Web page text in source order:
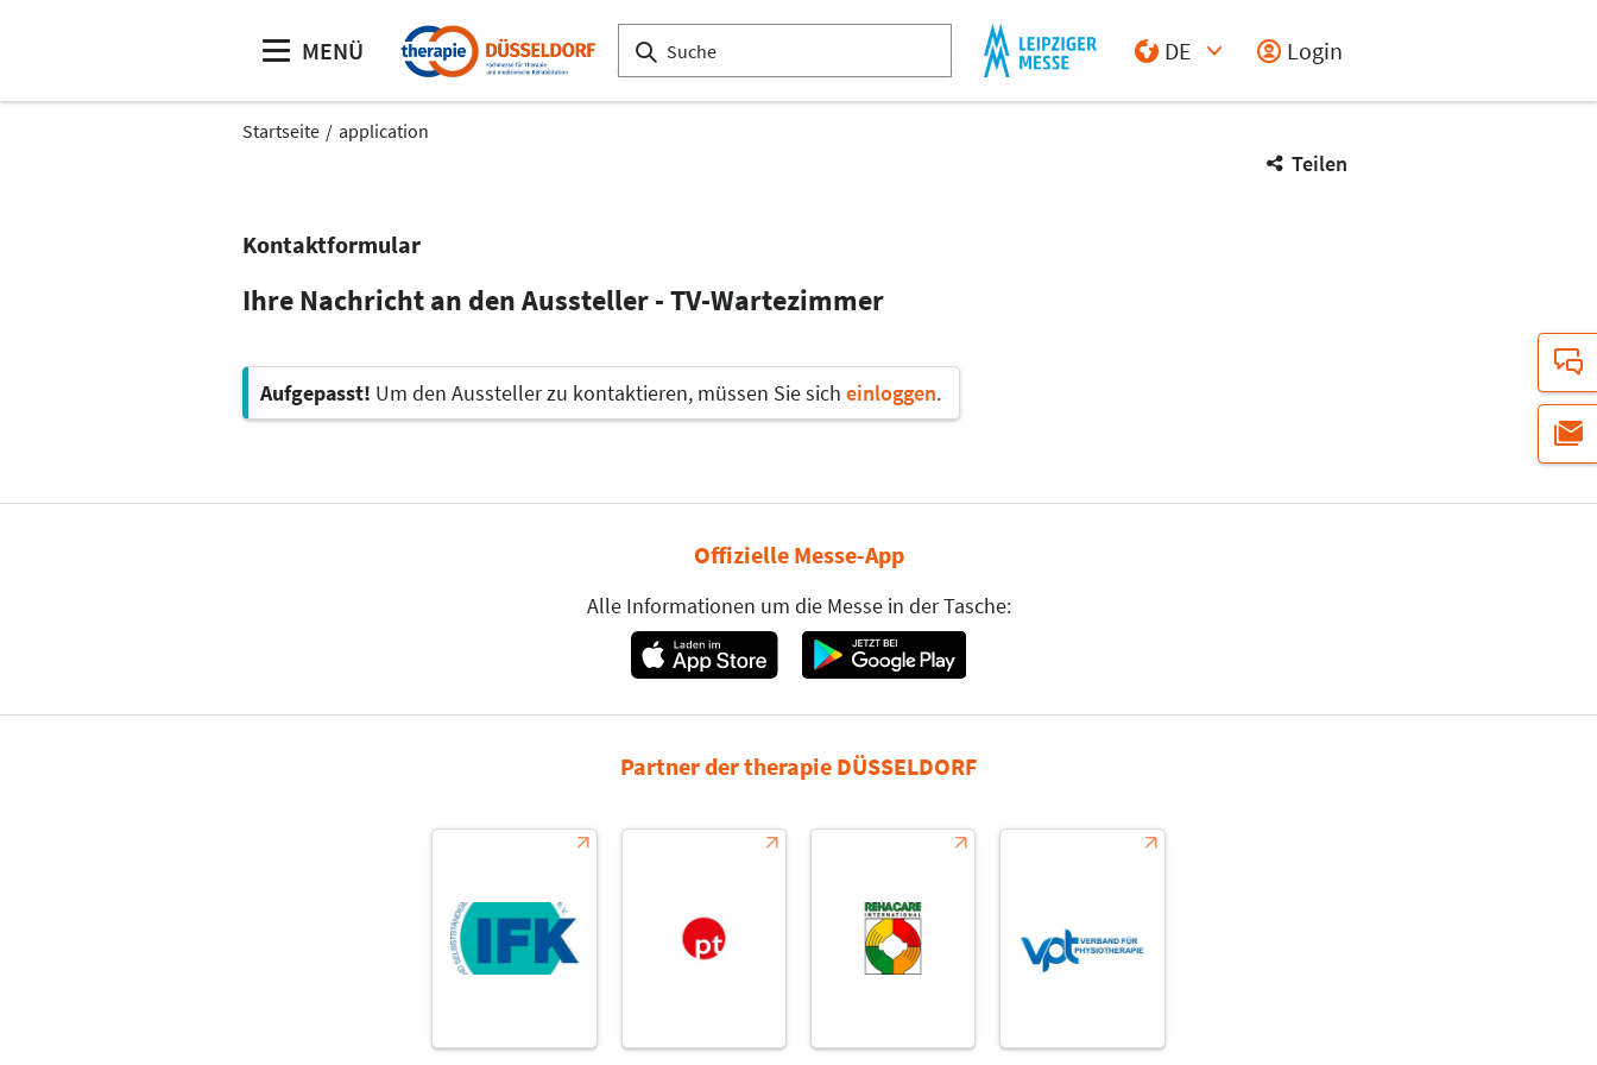
MENÜ
DE
Login
Startseite application
Teilen
Kontaktformular
Ihre Nachricht an den Aussteller - TV-Wartezimmer
Aufgepasst! Um den Aussteller zu kontaktieren, müssen Sie sich einloggen.
Offizielle Messe-App
Alle Informationen um die Messe in der Tasche:
Partner der therapie DÜSSELDORF